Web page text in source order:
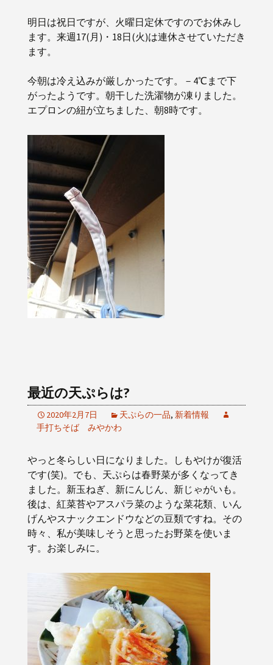
明日は祝日ですが、火曜日定休ですのでお休みし
ます。来週17(月)・18日(火)は連休させていただき
ます。
今朝は冷え込みが厳しかったです。－4℃まで下
がったようです。朝干した洗濯物が凍りました。
エプロンの紐が立ちました、朝8時です。
最近の天ぷらは?
2020年2月7日 天ぷらの一品, 新着情報
手打ちそば みやかわ
やっと冬らしい日になりました。しもやけが復活
です(笑)。でも、天ぷらは春野菜が多くなってき
ました。新玉ねぎ、新にんじん、新じゃがいも。
後は、紅菜苔やアスパラ菜のような菜花類、いん
げんやスナックエンドウなどの豆類ですね。その
時々、私が美味しそうと思ったお野菜を使いま
す。お楽しみに。